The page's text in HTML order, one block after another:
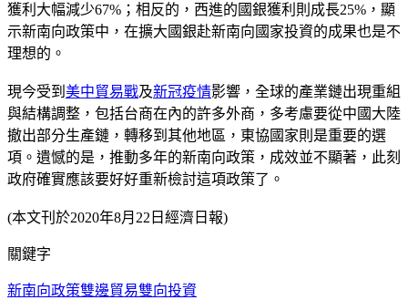
獲利大幅減少67%；相反的，西進的國銀獲利則成長25%，顯
示新南向政策中，在擴大國銀赴新南向國家投資的成果也是不
理想的。
現今受到 美中貿易戰及新冠疫情影響，全球的產業鏈出現重組
與結構調整，包括台商在內的許多外商，多考慮要從中國大陸
撤出部分生產鏈，轉移到其他地區，東協國家則是重要的選
項。遺憾的是，推動多年的新南向政策，成效並不顯著，此刻
政府確實應該要好好重新檢討這項政策了。
(本文刊於2020年8月22日經濟日報)
關鍵字
新南向政策雙邊貿易雙向投資